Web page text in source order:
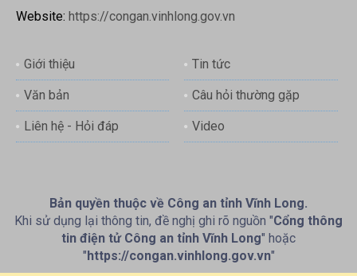
Website: https://congan.vinhlong.gov.vn
Giới thiệu Tin tức
Văn bản Câu hỏi thường gặp
Liên hệ - Hỏi đáp Video
Bản quyền thuộc về Công an tỉnh Vĩnh Long.
Khi sử dụng lại thông tin, đề nghị ghi rõ nguồn "Cổng thông
tin điện tử Công an tỉnh Vĩnh Long" hoặc
"https://congan.vinhlong.gov.vn"